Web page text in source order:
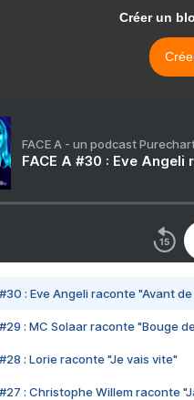
Créer un
FACE A - un podcast
FACE A #30 : Eve
#30 : Eve Angeli raconte "Avant
#29 : MC Solaar raconte "Bouge
#28 : Lorie raconte "Je vais vite"
#27 : Christophe Willem raconte